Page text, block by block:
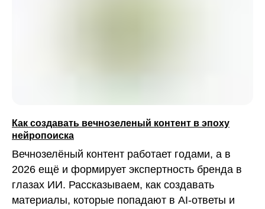
Как создавать вечнозеленый контент в эпоху
нейропоиска
Вечнозелёный контент работает годами, а в
2026 ещё и формирует экспертность бренда в
глазах ИИ. Рассказываем, как создавать
материалы, которые попадают в AI-ответы и